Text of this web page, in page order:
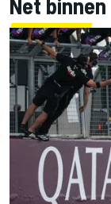
Net binnen